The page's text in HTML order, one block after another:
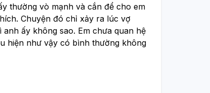
thường vò mạnh và cắn để cho em
Chuyện đó chỉ xảy ra lúc vợ
ấy không sao. Em chưa quan hệ
hiện như vậy có bình thường không